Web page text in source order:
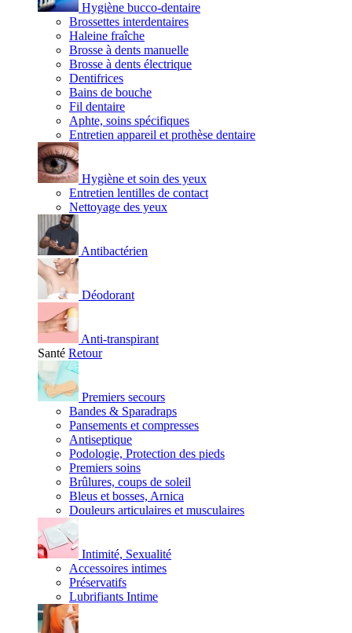
Hygiène bucco-dentaire
Brossettes interdentaires
Haleine fraîche
Brosse à dents manuelle
Brosse à dents électrique
Dentifrices
Bains de bouche
Fil dentaire
Aphte, soins spécifiques
Entretien appareil et prothèse dentaire
Hygiène et soin des yeux
Entretien lentilles de contact
Nettoyage des yeux
Antibactérien
Déodorant
Anti-transpirant
Santé Retour
Premiers secours
Bandes & Sparadraps
Pansements et compresses
Antiseptique
Podologie, Protection des pieds
Premiers soins
Brûlures, coups de soleil
Bleus et bosses, Arnica
Douleurs articulaires et musculaires
Intimité, Sexualité
Accessoires intimes
Préservatifs
Lubrifiants Intime